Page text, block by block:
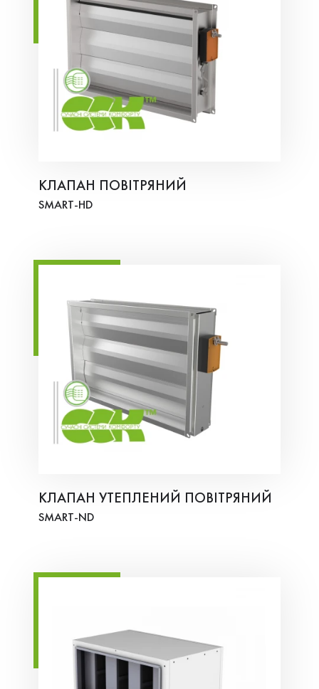
КЛАПАН ПОВІТРЯНИЙ
SMART-HD
КЛАПАН УТЕПЛЕНИЙ ПОВІТРЯНИЙ
SMART-ND